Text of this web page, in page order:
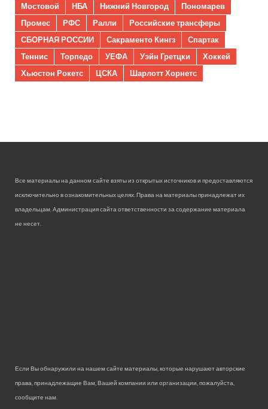
Мостовой
НБА Нижний Новгород
Пономарев
Промес
РФС Ралли
Российские трансферы
СБОРНАЯ РОССИИ
Сакраменто Кингз
Спартак
Теннис
Торпедо УЕФА Уэйн Гретцки
Хоккей
Хьюстон Рокетс
ЦСКА Шарлотт Хорнетс
Все материалы на данном сайте взяты из открытых источников и предоставляются
исключительно в ознакомительных целях. Права на материалы принадлежат их
владельцам. Администрация сайта ответственности за содержание материала
не несет.
Если Вы обнаружили на нашем сайте материалы, которые нарушают авторские
права, принадлежащие Вам, Вашей компании или организации, пожалуйста,
сообщите нам.